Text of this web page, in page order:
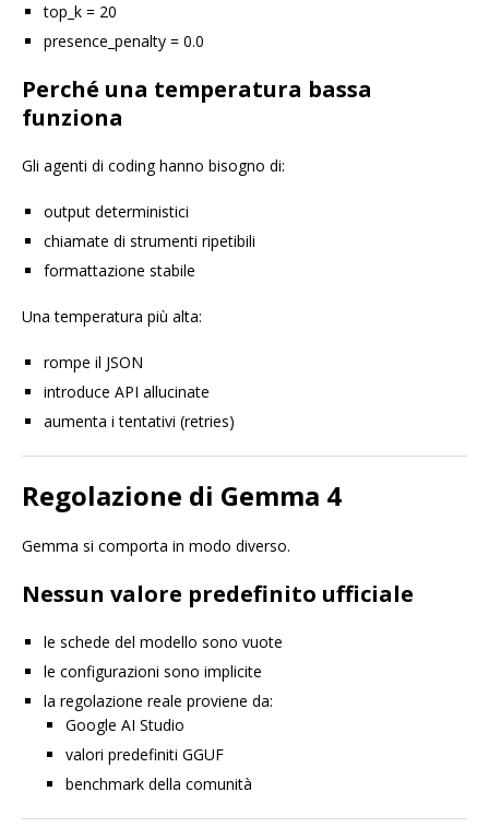
top_k = 20
presence_penalty = 0.0
Perché una temperatura bassa
funziona
Gli agenti di coding hanno bisogno di:
output deterministici
chiamate di strumenti ripetibili
formattazione stabile
Una temperatura più alta:
rompe il JSON
introduce API allucinate
aumenta i tentativi (retries)
Regolazione di Gemma 4
Gemma si comporta in modo diverso.
Nessun valore predefinito ufficiale
le schede del modello sono vuote
le configurazioni sono implicite
la regolazione reale proviene da:
Google AI Studio
valori predefiniti GGUF
benchmark della comunità